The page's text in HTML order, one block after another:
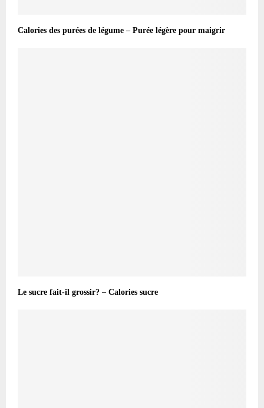
Calories des purées de légume – Purée légère pour maigrir
Le sucre fait-il grossir? – Calories sucre